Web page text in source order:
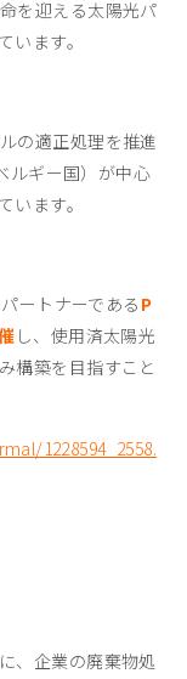
を迎える太陽光パ
います。
の適正処理を推進
ルギー国）が中心
います。
ートナーである P
し、使用済太陽光
構築を目指すこと
1228594_2558.
、企業の廃棄物処